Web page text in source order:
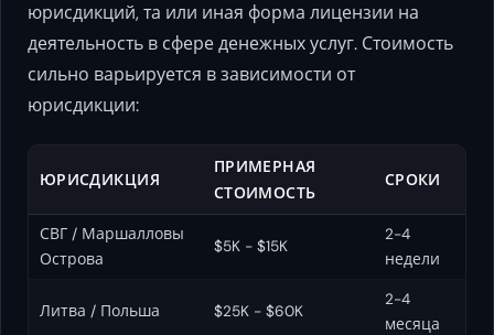
юрисдикций, та или иная форма лицензии на
деятельность в сфере денежных услуг. Стоимость
сильно варьируется в зависимости от
юрисдикции:
ЮРИСДИКЦИЯ
ПРИМЕРНАЯ
СТОИМОСТЬ
СРОКИ
СВГ / Маршалловы
Острова
$5K - $15K
2-4
недели
Литва / Польша $25K - $60K
2-4
месяца